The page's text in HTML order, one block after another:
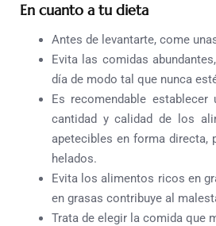
En cuanto a tu dieta
Antes de levantarte, come
Evita las comidas
día de modo tal que nunca
Es recomendable
cantidad y calidad de los
apetecibles en forma directa,
helados.
Evita los alimentos ricos en
en grasas contribuye al
Trata de elegir la comida que